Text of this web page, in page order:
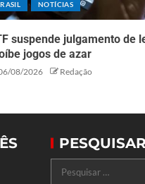
NOTÍCIAS
suspende julgamento de
jogos de azar
08/2026 Redação